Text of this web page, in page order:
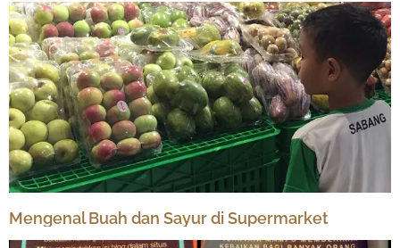
Mengenal Buah dan Sayur di Supermarket